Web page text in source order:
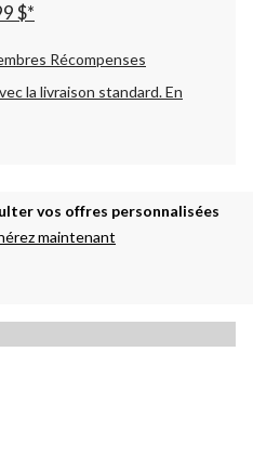
$*
Récompenses
la livraison standard.En
vos offres personnalisées
maintenant